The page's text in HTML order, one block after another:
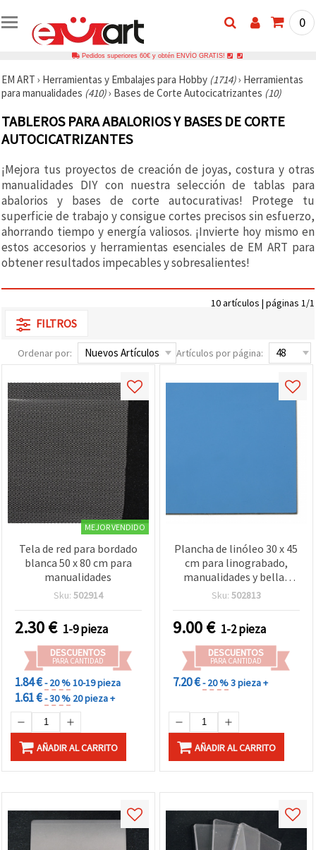
0
Pedidos superiores 60€ y obtén ENVÍO GRATIS!
EM ART › Herramientas y Embalajes para Hobby (1714)› Herramientas
para manualidades (410)› Bases de Corte Autocicatrizantes (10)
TABLEROS PARA ABALORIOS Y BASES DE CORTE
AUTOCICATRIZANTES
¡Mejora tus proyectos de creación de joyas, costura y otras
manualidades DIY con nuestra selección de tablas para
abalorios y bases de corte autocurativas! Protege tu
superficie de trabajo y consigue cortes precisos sin esfuerzo,
ahorrando tiempo y energía valiosos. ¡Invierte hoy mismo en
estos accesorios y herramientas esenciales de EM ART para
obtener resultados impecables y sobresalientes!
10 artículos | páginas 1/1
FILTROS
Ordenar por: Artículos por página:
MEJOR VENDIDO
Tela de red para bordado
blanca 50 x 80 cm para
manualidades
Sku: 502914
2.30€ 1-9 pieza
DESCUENTOS
PARA CANTIDAD
1.84 €- 20 %10-19 pieza
1.61 €- 30 % 20 pieza +
AÑADIR AL CARRITO
Plancha de linóleo 30 x 45
cm para linograbado,
manualidades y bellas
artes
Sku: 502813
9.00€ 1-2 pieza
DESCUENTOS
PARA CANTIDAD
7.20 €- 20 %3 pieza +
AÑADIR AL CARRITO